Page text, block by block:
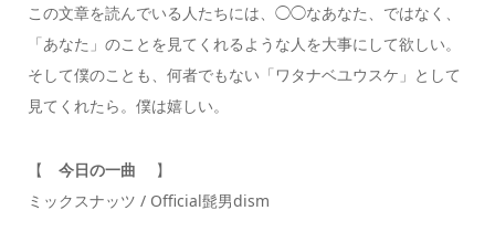
この文章を読んでいる人たちには、◯◯なあなた、ではなく、
「あなた」のことを見てくれるような人を大事にして欲しい。
そして僕のことも、何者でもない「ワタナベユウスケ」として
見てくれたら。僕は嬉しい。
【 今日の一曲 】
ミックスナッツ / Official髭男dism